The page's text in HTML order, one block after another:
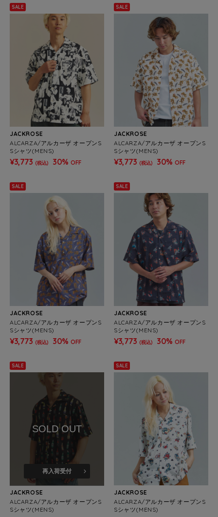
SALE
JACKROSE
ALCARZA/アルカーザ オープンS
Sシャツ(MENS)
¥3,773 (税込) 30% OFF
SALE
JACKROSE
ALCARZA/アルカーザ オープンS
Sシャツ(MENS)
¥3,773 (税込) 30% OFF
SALE
JACKROSE
ALCARZA/アルカーザ オープンS
Sシャツ(MENS)
¥3,773 (税込) 30% OFF
SALE
JACKROSE
ALCARZA/アルカーザ オープンS
Sシャツ(MENS)
¥3,773 (税込) 30% OFF
SALE
SOLD OUT
再入荷受付
JACKROSE
ALCARZA/アルカーザ オープンS
Sシャツ(MENS)
SALE
JACKROSE
ALCARZA/アルカーザ オープンS
Sシャツ(MENS)